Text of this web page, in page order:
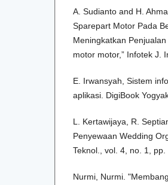
A. Sudianto and H.
Sparepart Motor Pada
Meningkatkan
motor motor,” Infotek J.
E. Irwansyah, Sistem
aplikasi. DigiBook
L. Kertawijaya, R.
Penyewaan Wedding
Teknol., vol. 4, no. 1,
Nurmi, Nurmi.